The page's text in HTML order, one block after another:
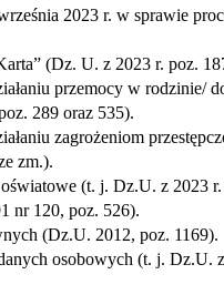
2023 r. w sprawie
(Dz. U. z 2023 r. poz.
przemocy w rodzinie/
289 oraz 535).
zagrożeniom
zm.).
(t. j. Dz.U. z 2023
nr 120, poz. 526).
(Dz.U. 2012, poz. 1169).
osobowych (t. j. Dz.U.